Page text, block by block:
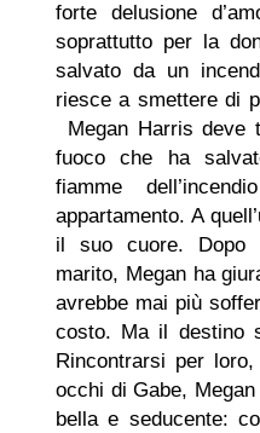
forte delusione
soprattutto per la
salvato da un
riesce a smettere di
Megan Harris deve
fuoco che ha
fiamme
appartamento. A
il suo cuore. Dopo
marito, Megan ha
avrebbe mai più
costo. Ma il destino
Rincontrarsi per
occhi di Gabe,
bella e seducente: